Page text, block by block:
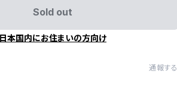
Sold out
日本国内にお住まいの方向け
通報する